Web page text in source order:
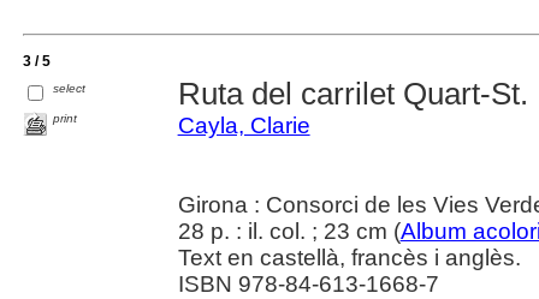
3 / 5
select
print
Ruta del carrilet Quart-
Cayla, Clarie
Girona : Consorci de les Vies
28 p. : il. col. ; 23 cm (Album
Text en castellà, francès i anglès.
ISBN 978-84-613-1668-7